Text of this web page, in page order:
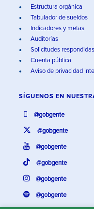
Estructura orgánica
Tabulador de sueldos
Indicadores y metas
Auditorías
Solicitudes respondidas
Cuenta pública
Aviso de privacidad
SÍGUENOS EN
@gobgente
@gobgente
@gobgente
@gobgente
@gobgente
@gobgente